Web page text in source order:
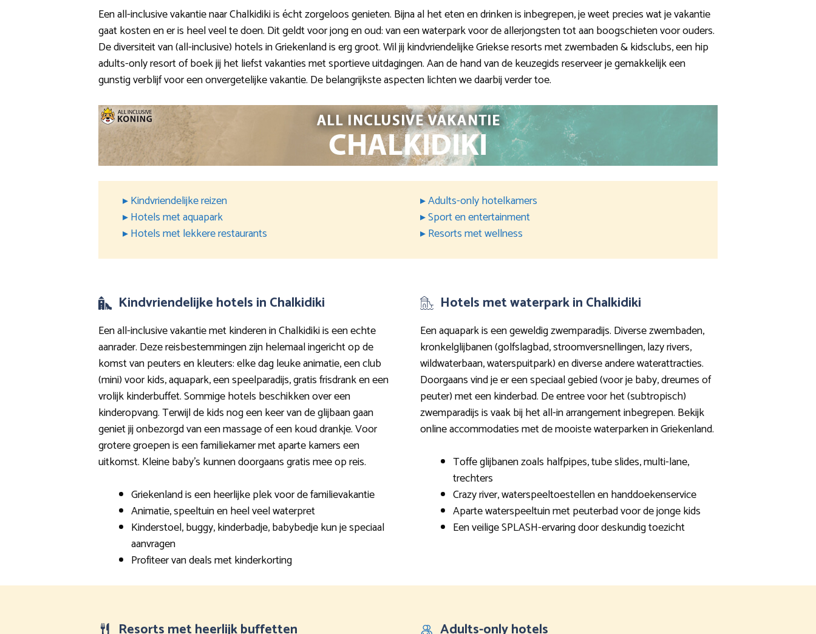
Een all-inclusive vakantie naar Chalkidiki is écht zorgeloos genieten. Bijna al het eten en drinken is inbegrepen, je weet precies wat je vakantie
gaat kosten en er is heel veel te doen. Dit geldt voor jong en oud: van een waterpark voor de allerjongsten tot aan boogschieten voor ouders.
De diversiteit van (all-inclusive) hotels in Griekenland is erg groot. Wil jij kindvriendelijke Griekse resorts met zwembaden & kidsclubs, een hip
adults-only resort of boek jij het liefst vakanties met sportieve uitdagingen. Aan de hand van de keuzegids reserveer je gemakkelijk een
gunstig verblijf voor een onvergetelijke vakantie. De belangrijkste aspecten lichten we daarbij verder toe.
▸ Kindvriendelijke reizen
▸ Hotels met aquapark
▸ Hotels met lekkere restaurants
▸ Adults-only hotelkamers
▸ Sport en entertainment
▸ Resorts met wellness
Kindvriendelijke hotels in Chalkidiki
Een all-inclusive vakantie met kinderen in Chalkidiki is een echte
aanrader. Deze reisbestemmingen zijn helemaal ingericht op de
komst van peuters en kleuters: elke dag leuke animatie, een club
(mini) voor kids, aquapark, een speelparadijs, gratis frisdrank en een
vrolijk kinderbuffet. Sommige hotels beschikken over een
kinderopvang. Terwijl de kids nog een keer van de glijbaan gaan
geniet jij onbezorgd van een massage of een koud drankje. Voor
grotere groepen is een familiekamer met aparte kamers een
uitkomst. Kleine baby’s kunnen doorgaans gratis mee op reis.
Griekenland is een heerlijke plek voor de familievakantie
Animatie, speeltuin en heel veel waterpret
Kinderstoel, buggy, kinderbadje, babybedje kun je speciaal
aanvragen
Profiteer van deals met kinderkorting
Hotels met waterpark in Chalkidiki
Een aquapark is een geweldig zwemparadijs. Diverse zwembaden,
kronkelglijbanen (golfslagbad, stroomversnellingen, lazy rivers,
wildwaterbaan, waterspuitpark) en diverse andere waterattracties.
Doorgaans vind je er een speciaal gebied (voor je baby, dreumes of
peuter) met een kinderbad. De entree voor het (subtropisch)
zwemparadijs is vaak bij het all-in arrangement inbegrepen. Bekijk
online accommodaties met de mooiste waterparken in Griekenland.
Toffe glijbanen zoals halfpipes, tube slides, multi-lane,
trechters
Crazy river, waterspeeltoestellen en handdoekenservice
Aparte waterspeeltuin met peuterbad voor de jonge kids
Een veilige SPLASH-ervaring door deskundig toezicht